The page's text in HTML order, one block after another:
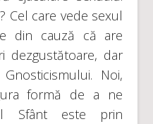
Cel care vede sexul
din cauză că are
dezgustătoare, dar
Noi,
formă de a ne
Sfânt este prin